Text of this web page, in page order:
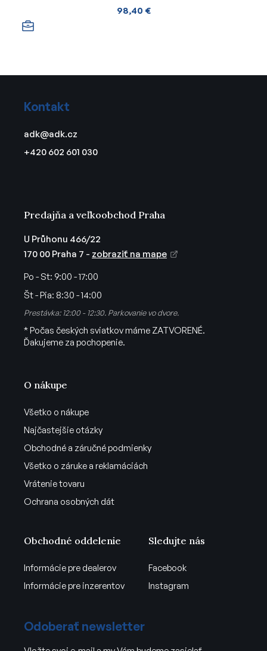
98,40 €
Kontakt
adk@adk.cz
+420 602 601 030
O nákupe
Všetko o nákupe
Najčastejšie otázky
Obchodné a záručné podmienky
Všetko o záruke a reklamáciách
Vrátenie tovaru
Ochrana osobných dát
Predajňa a veľkoobchod Praha
U Průhonu 466/22
170 00 Praha 7 - zobraziť na mape
Po - St: 9:00 - 17:00
Št - Pia: 8:30 - 14:00
Prestávka: 12:00 - 12:30. Parkovanie vo dvore.
* Počas českých sviatkov máme ZATVORENÉ.
Ďakujeme za pochopenie.
Obchodné oddelenie
Informácie pre dealerov
Informácie pre inzerentov
Sledujte nás
Facebook
Instagram
Odoberať newsletter